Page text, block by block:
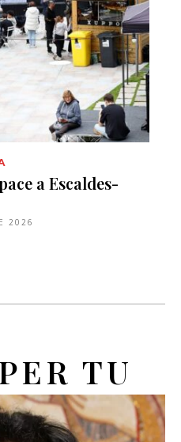
a Escaldes-
2026
TU